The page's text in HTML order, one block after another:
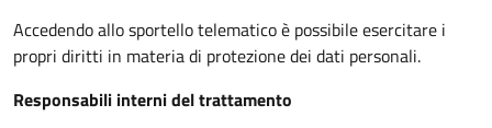
Accedendo allo sportello telematico è possibile esercitare i
propri diritti in materia di protezione dei dati personali.
Responsabili interni del trattamento